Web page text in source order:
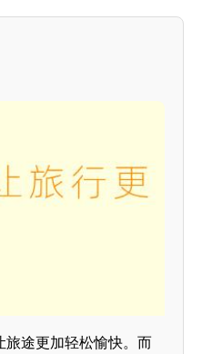
旅途更加轻松愉快。而